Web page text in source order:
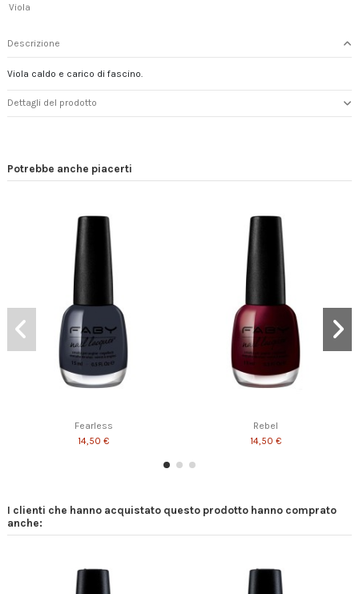
Viola
Descrizione
Viola caldo e carico di fascino.
Dettagli del prodotto
Potrebbe anche piacerti
Fearless
14,50 €
Rebel
14,50 €
I clienti che hanno acquistato questo prodotto hanno comprato
anche: